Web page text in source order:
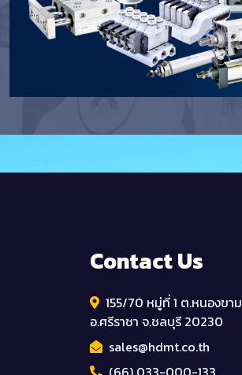
Contact Us
155/70 หมู่ที่ 1 ต.หนองขาม
อ.ศรีราชา จ.ชลบุรี 20230
sales@hdmt.co.th